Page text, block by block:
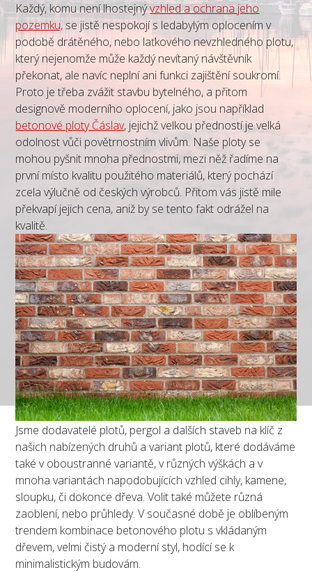
Každý, komu není lhostejnývzhled a ochrana jeho
pozemku, se jistě nespokojí s ledabylým oplocením v
podobě drátěného, nebo laťkového nevzhledného plotu,
který nejenomže může každý nevítaný návštěvník
překonat, ale navíc neplní ani funkci zajištění soukromí.
Proto je třeba zvážit stavbu bytelného, a přitom
designově moderního oplocení, jako jsou například
betonové ploty Čáslav, jejichž velkou předností je velká
odolnost vůči povětrnostním vlivům. Naše ploty se
mohou pyšnit mnoha přednostmi, mezi něž řadíme na
první místo kvalitu použitého materiálů, který pochází
zcela výlučně od českých výrobců. Přitom vás jistě mile
překvapí jejich cena, aniž by se tento fakt odrážel na
kvalitě.
Jsme dodavatelé plotů, pergol a dalších staveb na klíč z
našich nabízených druhů a variant plotů, které dodáváme
také v oboustranné variantě, v různých výškách a v
mnoha variantách napodobujících vzhled cihly, kamene,
sloupku, či dokonce dřeva. Volit také můžete různá
zaoblení, nebo průhledy. V současné době je oblíbeným
trendem kombinace betonového plotu s vkládaným
dřevem, velmi čistý a moderní styl, hodící se k
minimalistickým budovám.